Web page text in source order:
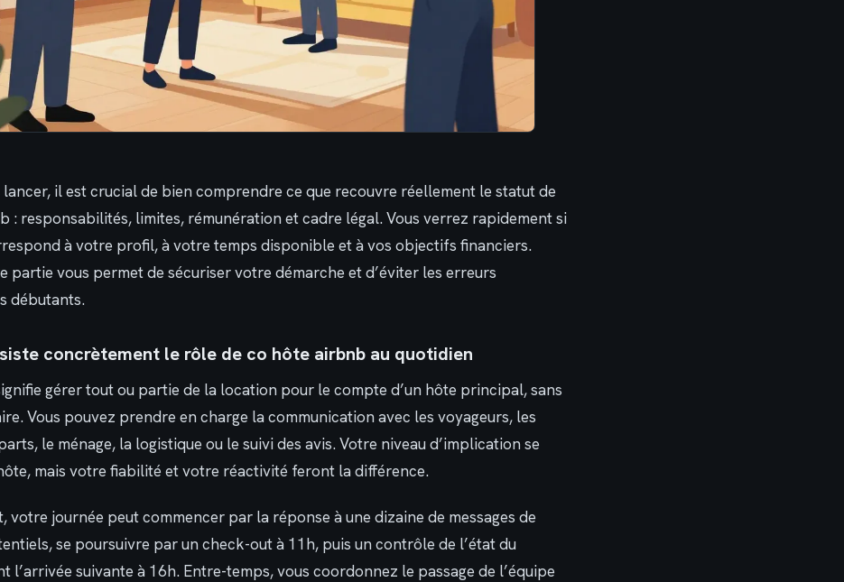
lancer, il est crucial de bien comprendre ce que recouvre réellement le statut de
: responsabilités, limites, rémunération et cadre légal. Vous verrez rapidement si
à votre profil, à votre temps disponible et à vos objectifs financiers.
partie vous permet de sécuriser votre démarche et d’éviter les erreurs
débutants.
concrètement le rôle de co hôte airbnb au quotidien
gérer tout ou partie de la location pour le compte d’un hôte principal, sans
Vous pouvez prendre en charge la communication avec les voyageurs, les
le ménage, la logistique ou le suivi des avis. Votre niveau d’implication se
mais votre fiabilité et votre réactivité feront la différence.
votre journée peut commencer par la réponse à une dizaine de messages de
se poursuivre par un check-out à 11h, puis un contrôle de l’état du
l’arrivée suivante à 16h. Entre-temps, vous coordonnez le passage de l’équipe